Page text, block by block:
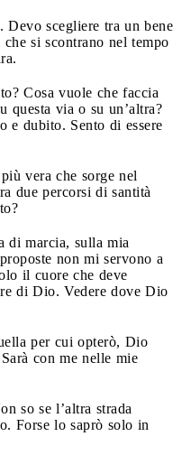
scegliere tra un bene
si scontrano nel tempo
Cosa vuole che faccia
questa via o su un’altra?
e dubito. Sento di essere
vera che sorge nel
due percorsi di santità
di marcia, sulla mia
non mi servono a
il cuore che deve
di Dio. Vedere dove Dio
per cui opterò, Dio
con me nelle mie
so se l’altra strada
Forse lo saprò solo in